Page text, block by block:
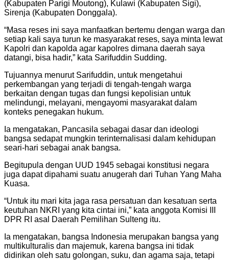
(Kabupaten Parigi Moutong), Kulawi (Kabupaten Sigi),
Sirenja (Kabupaten Donggala).
“Masa reses ini saya manfaatkan bertemu dengan warga dan
setiap kali saya turun ke masyarakat reses, saya minta lewat
Kapolri dan kapolda agar kapolres dimana daerah saya
datangi, bisa hadir,” kata Sarifuddin Sudding.
Tujuannya menurut Sarifuddin, untuk mengetahui
perkembangan yang terjadi di tengah-tengah warga
berkaitan dengan tugas dan fungsi kepolisian untuk
melindungi, melayani, mengayomi masyarakat dalam
konteks penegakan hukum.
Ia mengatakan, Pancasila sebagai dasar dan ideologi
bangsa sedapat mungkin terinternalisasi dalam kehidupan
seari-hari sebagai anak bangsa.
Begitupula dengan UUD 1945 sebagai konstitusi negara
juga dapat dipahami suatu anugerah dari Tuhan Yang Maha
Kuasa.
“Untuk itu mari kita jaga rasa persatuan dan kesatuan serta
keutuhan NKRI yang kita cintai ini,” kata anggota Komisi III
DPR RI asal Daerah Pemilihan Sulteng itu.
Ia mengatakan, bangsa Indonesia merupakan bangsa yang
multikulturalis dan majemuk, karena bangsa ini tidak
didirikan oleh satu golongan, suku, dan agama saja, tetapi